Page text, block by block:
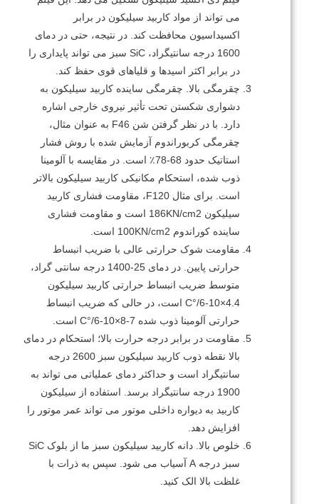
می تواند از مواد کاربید سیلیکون در برابر
اکسیداسیون محافظت کند.در نتیجه، حتی در دمای
1600 درجه سانتیگراد، SiC سبز می تواند پایداری را
در برابر اکثر اسیدها و قلیاهای قوی حفظ کند.
چقرمگی بالا. چقرمگی ساینده کاربید سیلیکون به
دشواری شکستن تحت تأثیر نیروی خارجی اشاره
دارد.
با در نظر گرفتن شن F46 به عنوان مثال،
چقرمگی کربوراندوم آزمایش شده با روش فشار
استاتیک حدود 68-78٪ است.
در مقایسه با آلومینا
ذوب شده، استحکام مکانیکی کاربید سیلیکون بالاتر
است.
برای مثال F120، مقاومت فشاری کاربید
سیلیکون 186KN/cm2 است و مقاومت فشاری
ساینده کوراندوم 100KN/cm2 است.
مقاومت شوک حرارتی عالی با ضریب انبساط
حرارتی پایین.
در دمای 25-1400 درجه سانتی گراد،
متوسط ​​ضریب انبساط حرارتی کاربید سیلیکون
4.4×10-6/°C است، در حالی که ضریب انبساط
حرارتی آلومینا ذوب شده 7-8×10-6/°C است.
مقاومت در برابر درجه حرارت بالا؛
استحکام در دمای
بالا
نقطه ذوب کاربید سیلیکون سبز 2600 درجه
سانتیگراد است و حداکثر دمای عملیاتی می تواند به
1900 درجه سانتیگراد برسد.
استفاده از سیلیکون
کاربید به دیواره داخلی موتور می تواند عمر موتور را
افزایش دهد.
خلوص بالا.
دانه کاربید سیلیکون سبز ما از بلوک SiC
سبز درجه A آسیاب می شود.
سپس به ذرات با
غلظت بالا الک کنید.